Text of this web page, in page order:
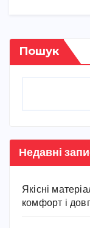
Пошук
Недавні
Якісні
комфорт і